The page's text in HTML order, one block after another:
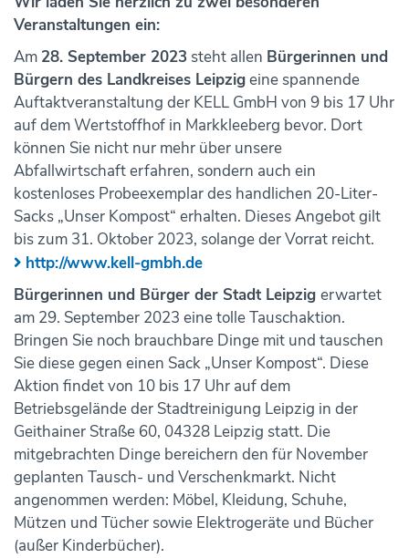
Veranstaltungen ein:
Am 28. September 2023 steht allen Bürgerinnen und
Bürgern des Landkreises Leipzigeine spannende
Auftaktveranstaltung der KELL GmbH von 9 bis 17 Uhr
auf dem Wertstoffhof in Markkleeberg bevor. Dort
können Sie nicht nur mehr über unsere
Abfallwirtschaft erfahren, sondern auch ein
kostenloses Probeexemplar des handlichen 20-Liter-
Sacks „Unser Kompost“ erhalten. Dieses Angebot gilt
bis zum 31. Oktober 2023, solange der Vorrat reicht.
http://www.kell-gmbh.de
Bürgerinnen und Bürger der Stadt Leipzig erwartet
am 29. September 2023 eine tolle Tauschaktion.
Bringen Sie noch brauchbare Dinge mit und tauschen
Sie diese gegen einen Sack „Unser Kompost“. Diese
Aktion findet von 10 bis 17 Uhr auf dem
Betriebsgelände der Stadtreinigung Leipzig in der
Geithainer Straße 60, 04328 Leipzig statt. Die
mitgebrachten Dinge bereichern den für November
geplanten Tausch- und Verschenkmarkt. Nicht
angenommen werden: Möbel, Kleidung, Schuhe,
Mützen und Tücher sowie Elektrogeräte und Bücher
(außer Kinderbücher).